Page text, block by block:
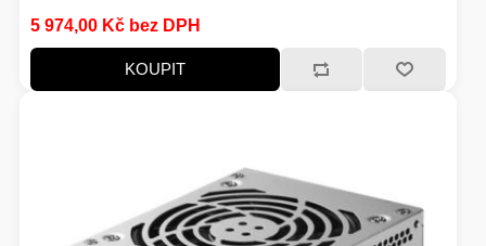
5 974,00 Kč bez DPH
KOUPIT